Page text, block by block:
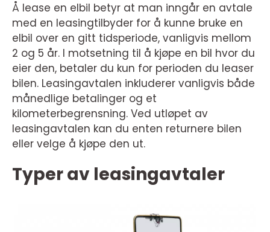
Å lease en elbil betyr at man inngår en avtale
med en leasingtilbyder for å kunne bruke en
elbil over en gitt tidsperiode, vanligvis mellom
2 og 5 år. I motsetning til å kjøpe en bil hvor du
eier den, betaler du kun for perioden du leaser
bilen. Leasingavtalen inkluderer vanligvis både
månedlige betalinger og et
kilometerbegrensning. Ved utløpet av
leasingavtalen kan du enten returnere bilen
eller velge å kjøpe den ut.
Typer av leasingavtaler